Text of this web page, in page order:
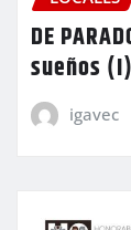
DE
sueños (I)
igavec